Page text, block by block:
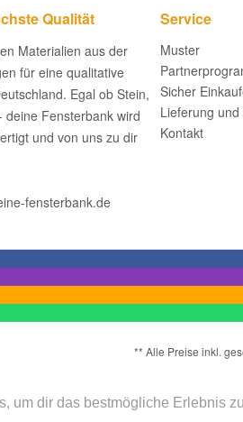
um dir das bestmögliche Erlebnis
Qualität
Materialien aus der
für eine qualitative
Egal ob Stein,
deine Fensterbank wird
und von uns zu dir
fensterbank.de
Service
Muster
Sicher
Lieferung und
Kontakt
** Alle Preise inkl.